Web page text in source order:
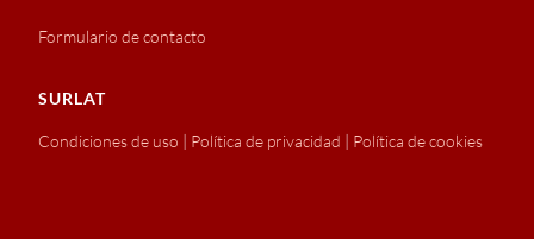
Formulario de contacto
SURLAT
Condiciones de uso | Política de privacidad | Política de cookies